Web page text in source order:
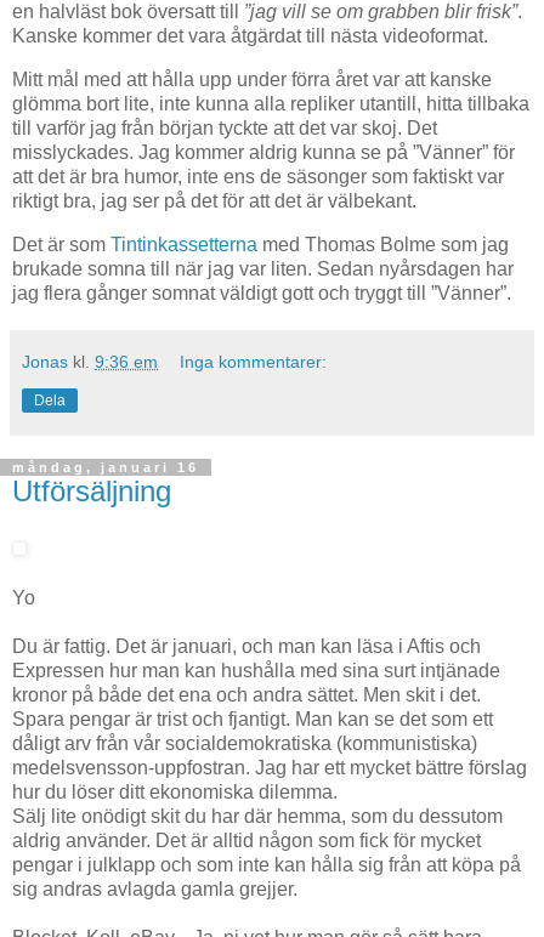
en halvläst bok översatt till ”jag vill se om grabben blir frisk”.
Kanske kommer det vara åtgärdat till nästa videoformat.
Mitt mål med att hålla upp under förra året var att kanske
glömma bort lite, inte kunna alla repliker utantill, hitta tillbaka
till varför jag från början tyckte att det var skoj. Det
misslyckades. Jag kommer aldrig kunna se på ”Vänner” för
att det är bra humor, inte ens de säsonger som faktiskt var
riktigt bra, jag ser på det för att det är välbekant.
Det är som Tintinkassetterna med Thomas Bolme som jag
brukade somna till när jag var liten. Sedan nyårsdagen har
jag flera gånger somnat väldigt gott och tryggt till ”Vänner”.
Jonas kl. 9:36 em Inga kommentarer:
Dela
måndag, januari 16
Utförsäljning
Yo
Du är fattig. Det är januari, och man kan läsa i Aftis och
Expressen hur man kan hushålla med sina surt intjänade
kronor på både det ena och andra sättet. Men skit i det.
Spara pengar är trist och fjantigt. Man kan se det som ett
dåligt arv från vår socialdemokratiska (kommunistiska)
medelsvensson-uppfostran. Jag har ett mycket bättre förslag
hur du löser ditt ekonomiska dilemma.
Sälj lite onödigt skit du har där hemma, som du dessutom
aldrig använder. Det är alltid någon som fick för mycket
pengar i julklapp och som inte kan hålla sig från att köpa på
sig andras avlagda gamla grejjer.